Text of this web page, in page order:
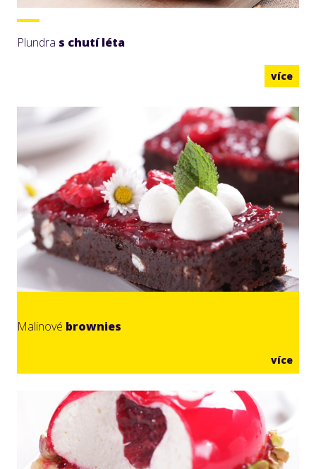
Plundra s chutí léta
více
Malinové brownies
více